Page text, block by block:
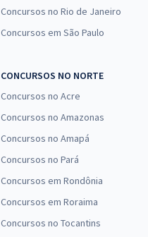
Concursos no Rio de Janeiro
Concursos em São Paulo
CONCURSOS NO NORTE
Concursos no Acre
Concursos no Amazonas
Concursos no Amapá
Concursos no Pará
Concursos em Rondônia
Concursos em Roraima
Concursos no Tocantins